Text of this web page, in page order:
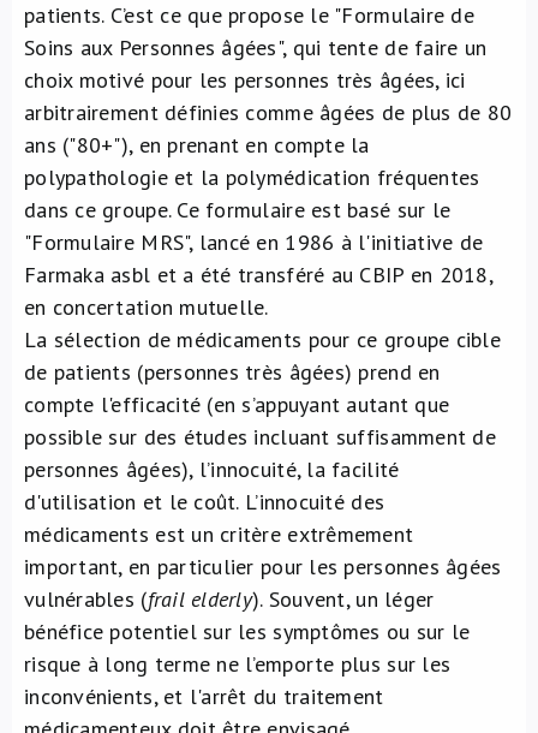
patients. C’est ce que propose le "Formulaire de
Soins aux Personnes âgées", qui tente de faire un
choix motivé pour les personnes très âgées, ici
arbitrairement définies comme âgées de plus de 80
ans ("80+"), en prenant en compte la
polypathologie et la polymédication fréquentes
dans ce groupe. Ce formulaire est basé sur le
"Formulaire MRS", lancé en 1986 à l'initiative de
Farmaka asbl et a été transféré au CBIP en 2018,
en concertation mutuelle.
La sélection de médicaments pour ce groupe cible
de patients (personnes très âgées) prend en
compte l'efficacité (en s’appuyant autant que
possible sur des études incluant suffisamment de
personnes âgées), l’innocuité, la facilité
d'utilisation et le coût. L’innocuité des
médicaments est un critère extrêmement
important, en particulier pour les personnes âgées
vulnérables (frail elderly). Souvent, un léger
bénéfice potentiel sur les symptômes ou sur le
risque à long terme ne l’emporte plus sur les
inconvénients, et l'arrêt du traitement